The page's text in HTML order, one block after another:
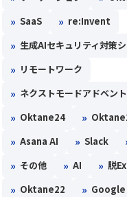
» SaaS » re:Invent
» 生成AIセキュリティ対策
» リモートワーク
» ネクストモードアドベン
» Oktane24 »
» Asana AI » Slack
» その他 » AI » 脱
» Oktane22 » Google